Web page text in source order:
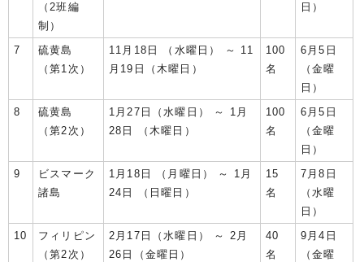
（2班編
制）
日）
7
硫黄島
（第1次）
11月18日 （水曜日） ～ 11
月19日（木曜日）
100
名
6月5日
（金曜
日）
8
硫黄島
（第2次）
1月27日（水曜日） ～ 1月
28日 （木曜日）
100
名
6月5日
（金曜
日）
9
ビスマーク
諸島
1月18日 （月曜日） ～ 1月
24日 （日曜日）
15
名
7月8日
（水曜
日）
10
フィリピン
（第2次）
2月17日（水曜日） ～ 2月
26日（金曜日）
40
名
9月4日
（金曜